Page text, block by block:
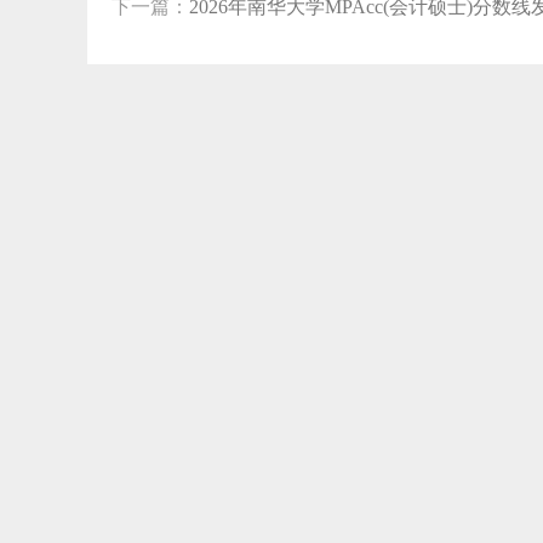
下一篇： 2026年南华大学MPAcc(会计硕士)分数线